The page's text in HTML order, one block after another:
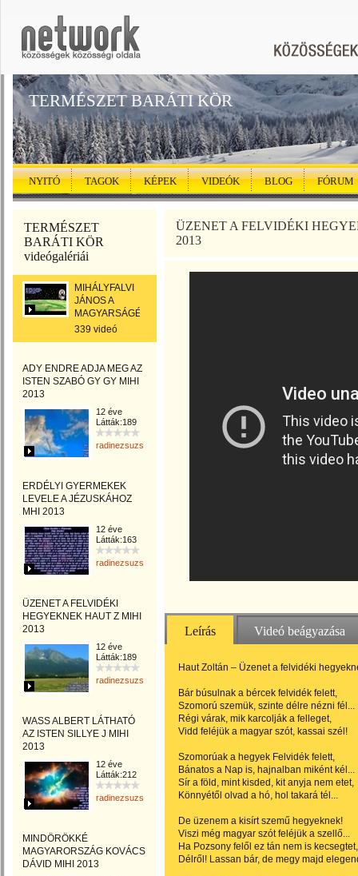
TERMÉSZET BARÁTI KÖR
NYITÓ TAGOK KÉPEK VIDEÓK BLOG FÓRUM
TERMÉSZET
BARÁTI KÖR
videógalériái
MIHÁLYFALVI
JÁNOS A
MAGYARSÁGÉRT
339 videó
ADY ENDRE ADJA MEG AZ
ISTEN SZABÓ GY GY MIHI
2013
12 éve
Látták:189
radinezsuzsa
ERDÉLYI GYERMEKEK
LEVELE A JÉZUSKÁHOZ
MHI 2013
12 éve
Látták:163
radinezsuzsa
ÜZENET A FELVIDÉKI
HEGYEKNEK HAUT Z MIHI
2013
12 éve
Látták:189
radinezsuzsa
WASS ALBERT LÁTHATÓ
AZ ISTEN SILLYE J MIHI
2013
12 éve
Látták:212
radinezsuzsa
MINDÖRÖKKÉ
MAGYARORSZÁG KOVÁCS
DÁVID MIHI 2013
ÜZENET A FELVIDÉKI
2013
Leírás Videó beágyazása
Haut Zoltán – Üzenet a felvidéki
Bár búsulnak a bércek felvidék felett,
Szomorú szemük, szinte délre nézni fél...
Régi várak, mik karcolják a felleget,
Vidd feléjük a magyar szót, kassai szél!
Szomorúak a hegyek Felvidék felett,
Bánatos a Nap is, hajnalban miként kél...
Sír a föld, mint kisded, kit anyja nem etet,
Könnyétől olvad a hó, hol takará tél...
De üzenem a kisírt szemű hegyeknek!
Viszi még magyar szót feléjük a szellő...
Ha Pozsony felől ez tán nem is kecsegtet,
Délről! Lassan bár, de megy majd